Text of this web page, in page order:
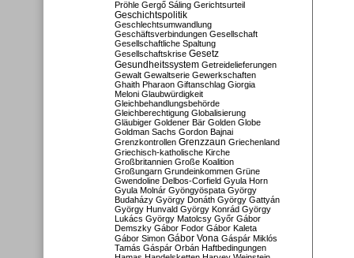
Pröhle Gergő Sáling Gerichtsurteil
Geschichtspolitik
Geschlechtsumwandlung
Geschäftsverbindungen Gesellschaft
Gesellschaftliche Spaltung
Gesellschaftskrise Gesetz
Gesundheitssystem Getreidelieferungen
Gewalt Gewaltserie Gewerkschaften
Ghaith Pharaon Giftanschlag Giorgia
Meloni Glaubwürdigkeit
Gleichbehandlungsbehörde
Gleichberechtigung Globalisierung
Gläubiger Goldener Bär Golden Globe
Goldman Sachs Gordon Bajnai
Grenzkontrollen Grenzzaun Griechenland
Griechisch-katholische Kirche
Großbritannien Große Koalition
Großungarn Grundeinkommen Grüne
Gwendoline Delbos-Corfield Gyula Horn
Gyula Molnár Gyöngyöspata György
Budaházy György Donáth György Gattyán
György Hunvald György Konrád György
Lukács György Matolcsy Győr Gábor
Demszky Gábor Fodor Gábor Kaleta
Gábor Simon Gábor Vona Gáspár Miklós
Tamás Gáspár Orbán Haftbedingungen